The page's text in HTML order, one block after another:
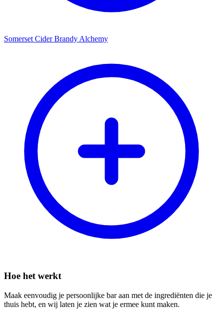
Somerset Cider Brandy Alchemy
Hoe het werkt
Maak eenvoudig je persoonlijke bar aan met de ingrediënten die je
thuis hebt, en wij laten je zien wat je ermee kunt maken.